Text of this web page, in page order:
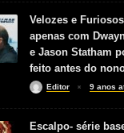
Velozes e
apenas com
e Jason Statham
feito antes do
Editor 9 anos
Escalpo- série